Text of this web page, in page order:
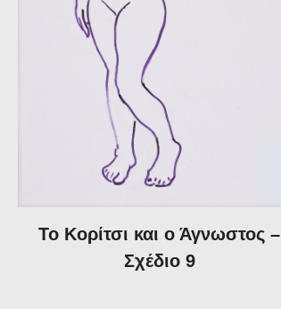
Το Κορίτσι και ο Άγνωστος –
Σχέδιο 9